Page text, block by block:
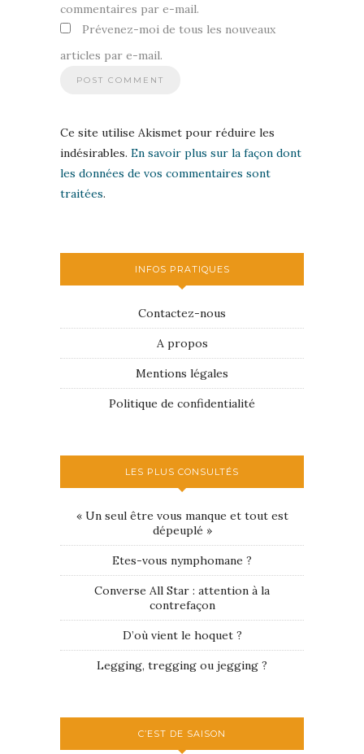
commentaires par e-mail.
Prévenez-moi de tous les nouveaux
articles par e-mail.
Ce site utilise Akismet pour réduire les
indésirables. En savoir plus sur la façon dont
les données de vos commentaires sont
traitées.
INFOS PRATIQUES
Contactez-nous
A propos
Mentions légales
Politique de confidentialité
LES PLUS CONSULTÉS
« Un seul être vous manque et tout est
dépeuplé »
Etes-vous nymphomane ?
Converse All Star : attention à la
contrefaçon
D’où vient le hoquet ?
Legging, tregging ou jegging ?
C’EST DE SAISON